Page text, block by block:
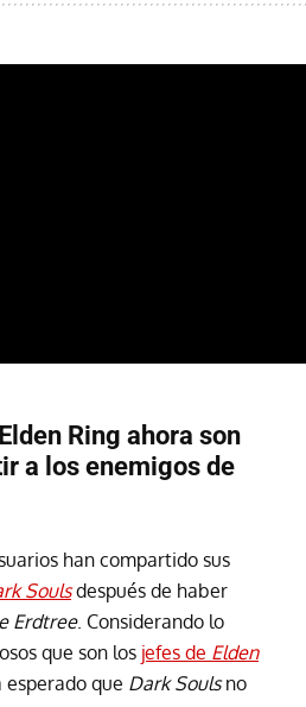
Ring ahora son
a los enemigos de
han compartido sus
Soulsdespués de haber
Erdtree. Considerando lo
que son los jefes de Elden
que Dark Soulsno